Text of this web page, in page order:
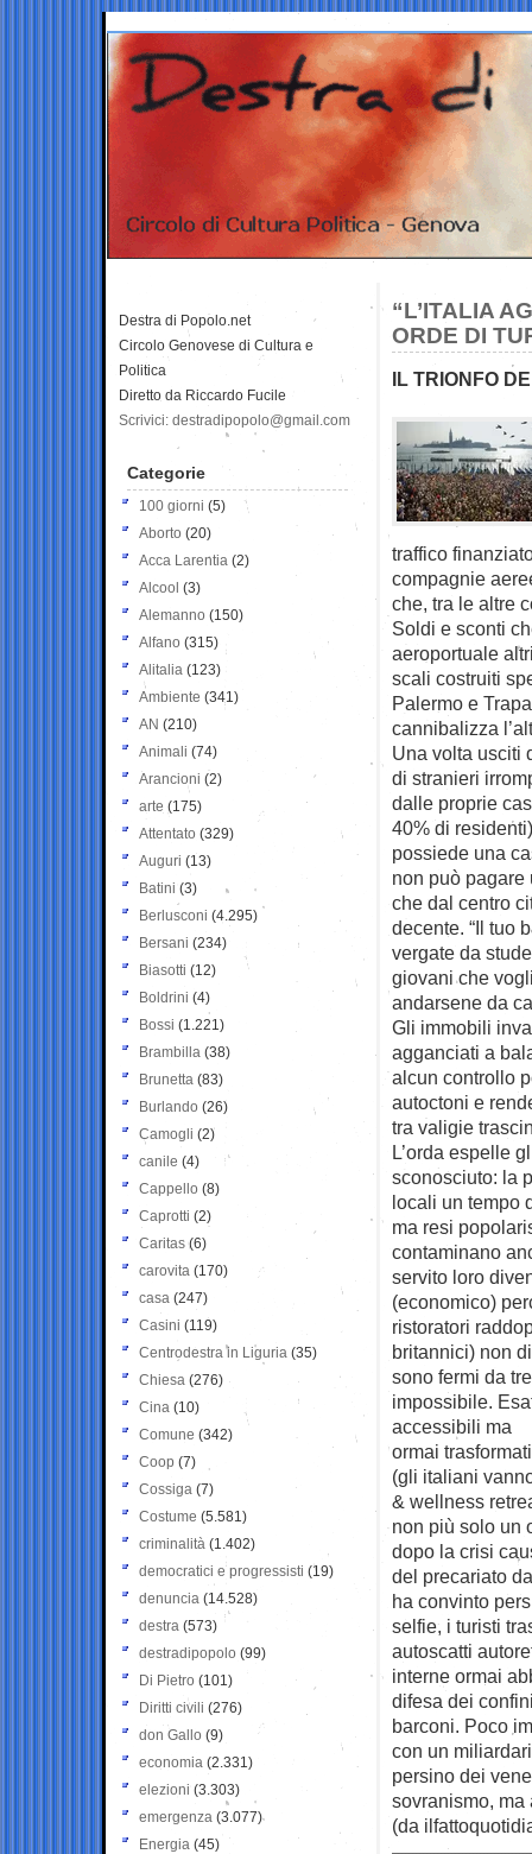
“L’ITALIA
ORDE DI
IL TRIONFO
traffico
compagnie
che, tra le altre
Soldi e sconti
aeroportuale
scali costruiti
Palermo e
cannibalizza
Una volta usciti
di stranieri
dalle proprie
40% di
possiede una
non può pagare
che dal centro
decente. “Il tuo
vergate da
giovani che
andarsene da
Gli immobili
agganciati a
alcun controllo
autoctoni e
tra valigie
L’orda espelle
sconosciuto: la
locali un tempo
ma resi
contaminano
servito loro
(economico)
ristoratori
britannici) non
sono fermi da
impossibile.
accessibili ma
ormai
(gli italiani
& wellness
non più solo un
dopo la crisi
del precariato
ha convinto
selfie, i turisti
autoscatti
interne ormai
difesa dei
barconi. Poco
con un
persino dei
sovranismo, ma
(da
Destra di Popolo.net
Circolo Genovese di Cultura e
Politica
Diretto da Riccardo Fucile
Scrivici: destradipopolo@gmail.com
Categorie
100 giorni (5)
Aborto (20)
Acca Larentia (2)
Alcool (3)
Alemanno (150)
Alfano (315)
Alitalia (123)
Ambiente (341)
AN (210)
Animali (74)
Arancioni (2)
arte (175)
Attentato (329)
Auguri (13)
Batini (3)
Berlusconi (4.295)
Bersani (234)
Biasotti (12)
Boldrini (4)
Bossi (1.221)
Brambilla (38)
Brunetta (83)
Burlando (26)
Camogli (2)
canile (4)
Cappello (8)
Caprotti (2)
Caritas (6)
carovita (170)
casa (247)
Casini (119)
Centrodestra in Liguria (35)
Chiesa (276)
Cina (10)
Comune (342)
Coop (7)
Cossiga (7)
Costume (5.581)
criminalità (1.402)
democratici e progressisti (19)
denuncia (14.528)
destra (573)
destradipopolo (99)
Di Pietro (101)
Diritti civili (276)
don Gallo (9)
economia (2.331)
elezioni (3.303)
emergenza (3.077)
Energia (45)